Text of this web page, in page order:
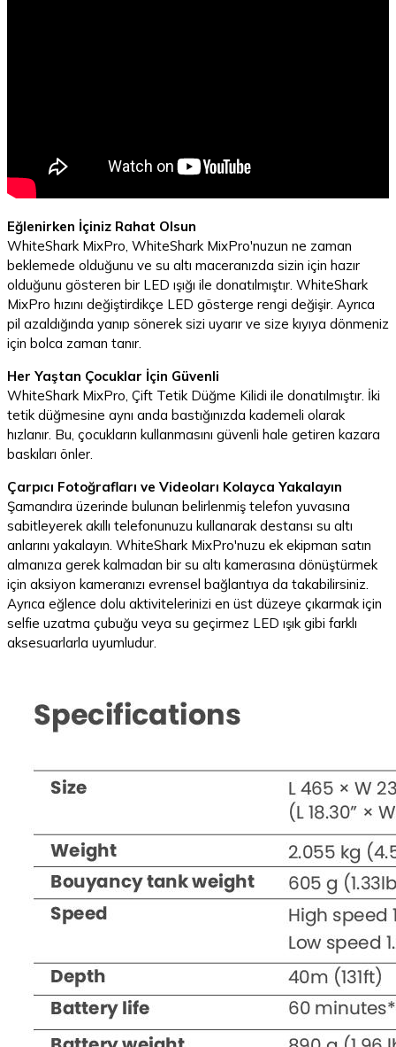
Eğlenirken İçiniz Rahat Olsun
WhiteShark MixPro, WhiteShark MixPro'nuzun ne zaman
beklemede olduğunu ve su altı maceranızda sizin için hazır
olduğunu gösteren bir LED ışığı ile donatılmıştır. WhiteShark
MixPro hızını değiştirdikçe LED gösterge rengi değişir. Ayrıca
pil azaldığında yanıp sönerek sizi uyarır ve size kıyıya dönmeniz
için bolca zaman tanır.
Her Yaştan Çocuklar İçin Güvenli
WhiteShark MixPro, Çift Tetik Düğme Kilidi ile donatılmıştır. İki
tetik düğmesine aynı anda bastığınızda kademeli olarak
hızlanır. Bu, çocukların kullanmasını güvenli hale getiren kazara
baskıları önler.
Çarpıcı Fotoğrafları ve Videoları Kolayca Yakalayın
Şamandıra üzerinde bulunan belirlenmiş telefon yuvasına
sabitleyerek akıllı telefonunuzu kullanarak destansı su altı
anlarını yakalayın. WhiteShark MixPro'nuzu ek ekipman satın
almanıza gerek kalmadan bir su altı kamerasına dönüştürmek
için aksiyon kameranızı evrensel bağlantıya da takabilirsiniz.
Ayrıca eğlence dolu aktivitelerinizi en üst düzeye çıkarmak için
selfie uzatma çubuğu veya su geçirmez LED ışık gibi farklı
aksesuarlarla uyumludur.